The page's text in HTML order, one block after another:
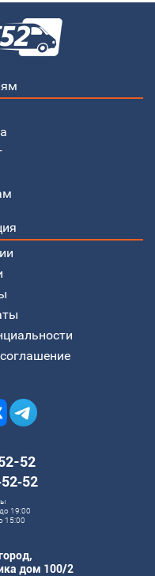
52
19:00
15:00
дом 100/2